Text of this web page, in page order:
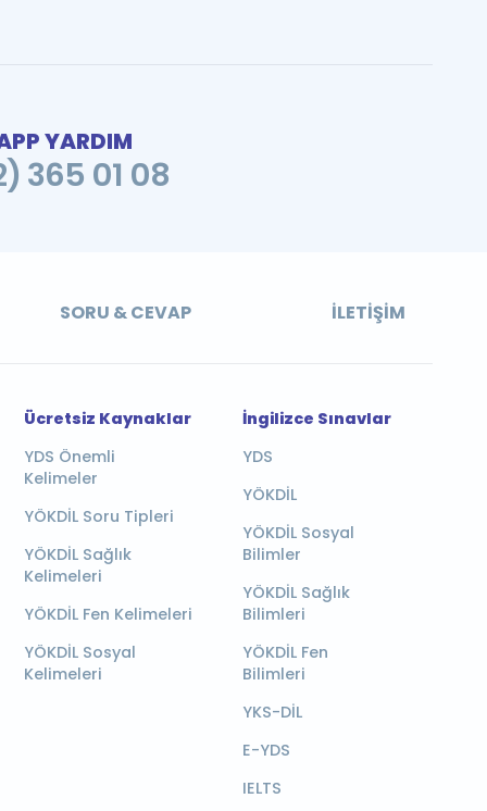
YARDIM
365 01 08
SORU & CEVAP İLETIŞIM
Ücretsiz Kaynaklar
YDS Önemli
Kelimeler
YÖKDİL Soru Tipleri
YÖKDİL Sağlık
Kelimeleri
YÖKDİL Fen Kelimeleri
YÖKDİL Sosyal
Kelimeleri
İngilizce Sınavlar
YDS
YÖKDİL
YÖKDİL Sosyal
Bilimler
YÖKDİL Sağlık
Bilimleri
YÖKDİL Fen
Bilimleri
YKS-DİL
E-YDS
IELTS